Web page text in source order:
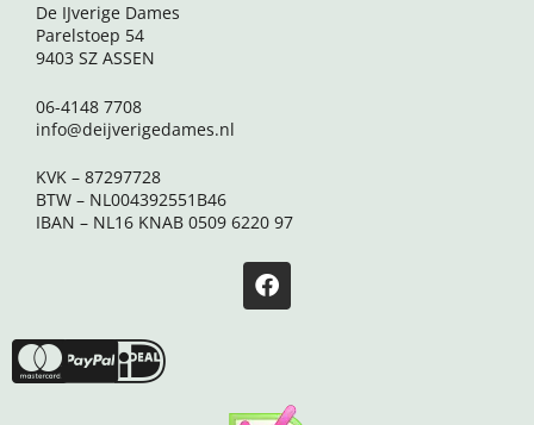
De IJverige Dames
Parelstoep 54
9403 SZ ASSEN
06-4148 7708
info@deijverigedames.nl
KVK – 87297728
BTW – NL004392551B46
IBAN – NL16 KNAB 0509 6220 97